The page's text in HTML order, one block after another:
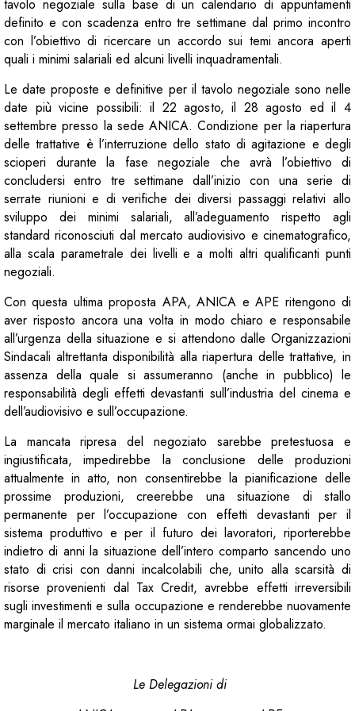
tavolo negoziale sulla base di un calendario di appuntamenti
definito e con scadenza entro tre settimane dal primo incontro
con l’obiettivo di ricercare un accordo sui temi ancora aperti
quali i minimi salariali ed alcuni livelli inquadramentali.
Le date proposte e definitive per il tavolo negoziale sono nelle
date più vicine possibili: il 22 agosto, il 28 agosto ed il 4
settembre presso la sede ANICA. Condizione per la riapertura
delle trattative è l’interruzione dello stato di agitazione e degli
scioperi durante la fase negoziale che avrà l’obiettivo di
concludersi entro tre settimane dall’inizio con una serie di
serrate riunioni e di verifiche dei diversi passaggi relativi allo
sviluppo dei minimi salariali, all’adeguamento rispetto agli
standard riconosciuti dal mercato audiovisivo e cinematografico,
alla scala parametrale dei livelli e a molti altri qualificanti punti
negoziali.
Con questa ultima proposta APA, ANICA e APE ritengono di
aver risposto ancora una volta in modo chiaro e responsabile
all’urgenza della situazione e si attendono dalle Organizzazioni
Sindacali altrettanta disponibilità alla riapertura delle trattative, in
assenza della quale si assumeranno (anche in pubblico) le
responsabilità degli effetti devastanti sull’industria del cinema e
dell’audiovisivo e sull’occupazione.
La mancata ripresa del negoziato sarebbe pretestuosa e
ingiustificata, impedirebbe la conclusione delle produzioni
attualmente in atto, non consentirebbe la pianificazione delle
prossime produzioni, creerebbe una situazione di stallo
permanente per l’occupazione con effetti devastanti per il
sistema produttivo e per il futuro dei lavoratori, riporterebbe
indietro di anni la situazione dell’intero comparto sancendo uno
stato di crisi con danni incalcolabili che, unito alla scarsità di
risorse provenienti dal Tax Credit, avrebbe effetti irreversibili
sugli investimenti e sulla occupazione e renderebbe nuovamente
marginale il mercato italiano in un sistema ormai globalizzato.
Le Delegazioni di